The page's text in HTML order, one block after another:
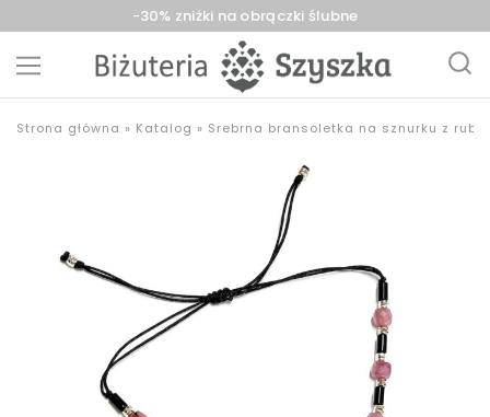
-30% zniżki na obrączki ślubne
Szyszka
z
Strona główna » Katalog » Srebrna bransoletka na sznurku z